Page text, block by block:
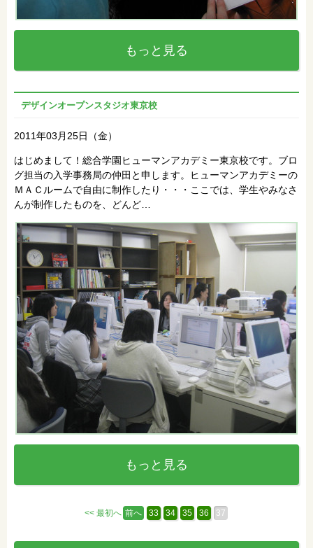
もっと見る
デザインオープンスタジオ東京校
2011年03月25日（金）
はじめまして！総合学園ヒューマンアカデミー東京校です。ブロ
グ担当の入学事務局の仲田と申します。ヒューマンアカデミーの
ＭＡＣルームで自由に制作したり・・・ここでは、学生やみなさ
んが制作したものを、どんど…
もっと見る
<< 最初へ 前へ 33 34 35 36 37